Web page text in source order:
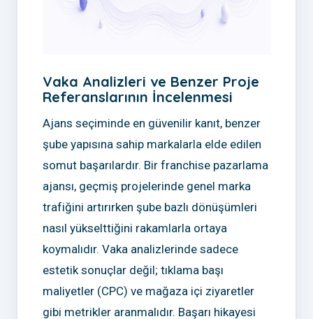
Vaka Analizleri ve Benzer Proje
Referanslarının İncelenmesi
Ajans seçiminde en güvenilir kanıt, benzer
şube yapısına sahip markalarla elde edilen
somut başarılardır. Bir franchise pazarlama
ajansı, geçmiş projelerinde genel marka
trafiğini artırırken şube bazlı dönüşümleri
nasıl yükselttiğini rakamlarla ortaya
koymalıdır. Vaka analizlerinde sadece
estetik sonuçlar değil; tıklama başı
maliyetler (CPC) ve mağaza içi ziyaretler
gibi metrikler aranmalıdır. Başarı hikayesi